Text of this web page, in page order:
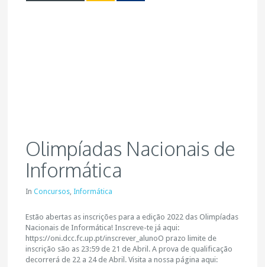
Olimpíadas Nacionais de
Informática
InConcursos, Informática
Estão abertas as inscrições para a edição 2022 das Olimpíadas
Nacionais de Informática! Inscreve-te já aqui:
https://oni.dcc.fc.up.pt/inscrever_alunoO prazo limite de
inscrição são as 23:59 de 21 de Abril. A prova de qualificação
decorrerá de 22 a 24 de Abril. Visita a nossa página aqui: